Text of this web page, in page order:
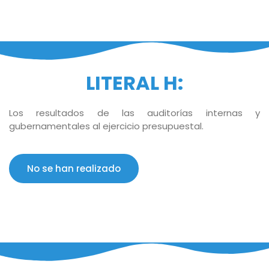
LITERAL H:
Los resultados de las auditorías internas y
gubernamentales al ejercicio presupuestal.
No se han realizado